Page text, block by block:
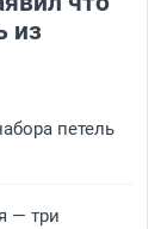
из
петель
— три